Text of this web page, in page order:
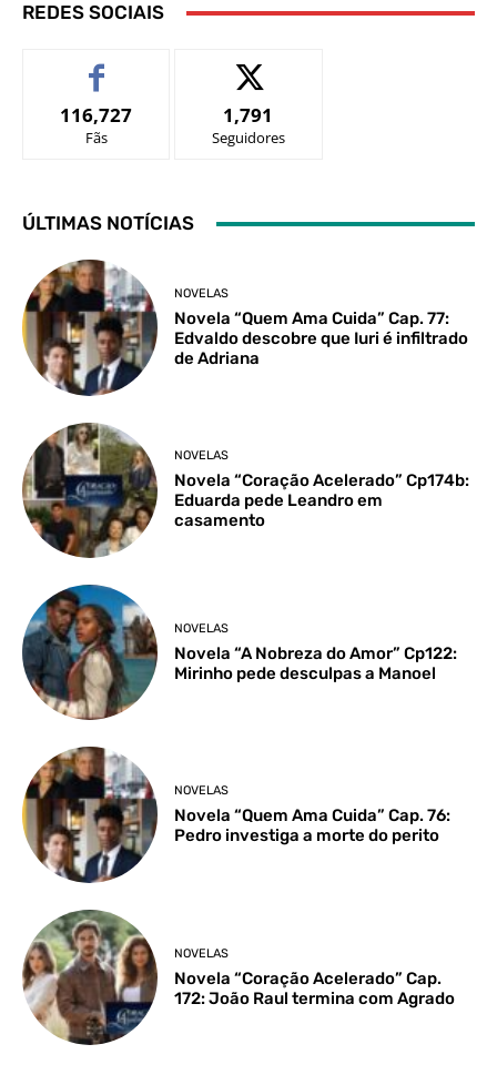
REDES SOCIAIS
116,727
Fãs
1,791
Seguidores
ÚLTIMAS NOTÍCIAS
NOVELAS
Novela “Quem Ama Cuida” Cap. 77:
Edvaldo descobre que Iuri é infiltrado
de Adriana
NOVELAS
Novela “Coração Acelerado” Cp174b:
Eduarda pede Leandro em
casamento
NOVELAS
Novela “A Nobreza do Amor” Cp122:
Mirinho pede desculpas a Manoel
NOVELAS
Novela “Quem Ama Cuida” Cap. 76:
Pedro investiga a morte do perito
NOVELAS
Novela “Coração Acelerado” Cap.
172: João Raul termina com Agrado